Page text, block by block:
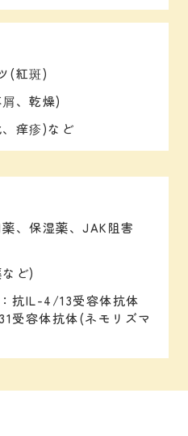
(紅斑)
、乾燥)
痒疹)など
、保湿薬、JAK阻害
ど)
抗IL-4/13受容体抗体
受容体抗体(ネモリズマ